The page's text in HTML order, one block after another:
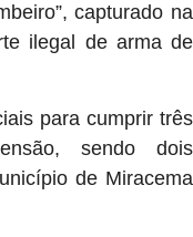
capturado na
ilegal de arma de
para cumprir três
sendo dois
de Miracema